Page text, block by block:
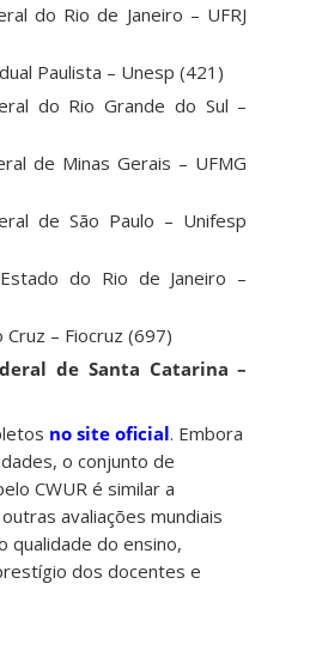
do Rio de Janeiro – UFRJ
Paulista – Unesp (421)
do Rio Grande do Sul –
de Minas Gerais – UFMG
de São Paulo – Unifesp
do Rio de Janeiro –
Cruz – Fiocruz (697)
de Santa Catarina –
no site oficial. Embora
o conjunto de
CWUR é similar a
avaliações mundiais
qualidade do ensino,
dos docentes e